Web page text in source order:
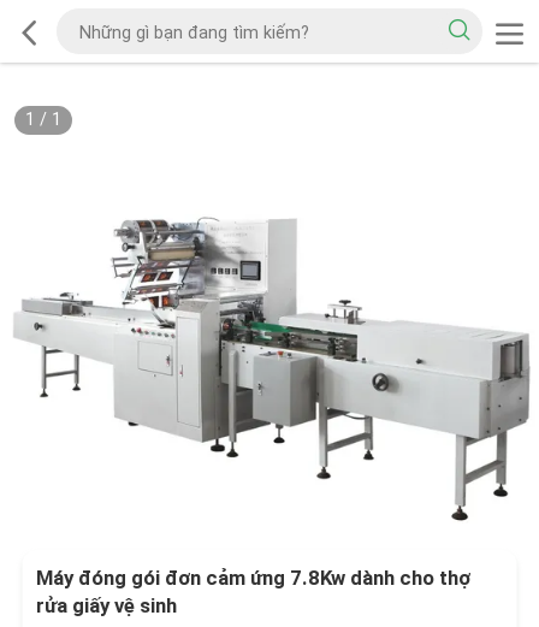
1 / 1
Máy đóng gói đơn cảm ứng 7.8Kw dành cho thợ
rửa giấy vệ sinh